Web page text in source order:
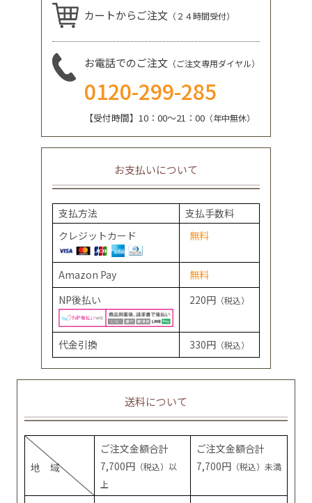
カートからご注文 （２４時間受付）
お電話でのご注文 （ご注文専用ダイヤル）
0120-299-285
【受付時間】10：00～21：00 （年中無休）
お支払いについて
支払方法
支払手数料
クレジットカード
無料
Amazon Pay
無料
NP後払い
220円 （税込）
代金引換 330円 （税込）
送料について
地 域
ご注文金額合計
7,700円 （税込）以
上
ご注文金額合計
7,700円 （税込）未満